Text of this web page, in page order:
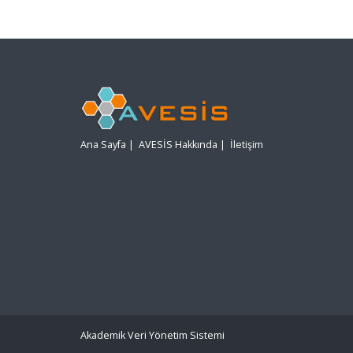
Ana Sayfa | AVESİS Hakkında | İletişim
Akademik Veri Yönetim Sistemi